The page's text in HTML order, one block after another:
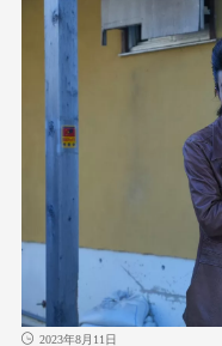
2023年8月11日